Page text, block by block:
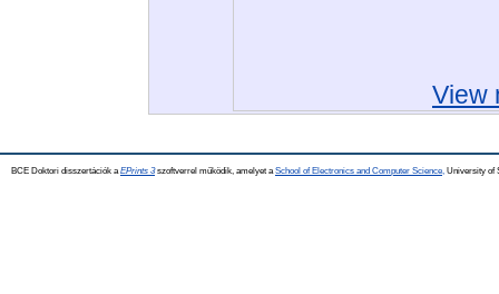
View
BCE Doktori disszertációk a EPrints 3szoftverrel működik, amelyet a School of Electronics and Computer Science, University of